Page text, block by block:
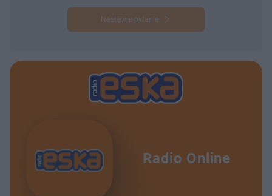
Następne pytanie
Radio Online